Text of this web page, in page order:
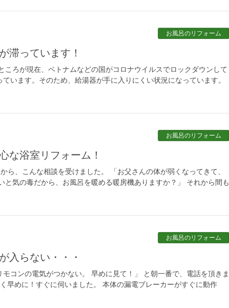
お風呂のリフォーム
滞っています！
ろが現在、ベトナムなどの国がコロナウイルスでロックダウンして
います。そのため、給湯器が手に入りにくい状況になっています。
お風呂のリフォーム
心な浴室リフォーム！
ら、こんな相談を受けました。 「お父さんの体が弱くなってきて、
気の毒だから、お風呂を暖める暖房機ありますか？」 それから間も
お風呂のリフォーム
入らない・・・
コンの電気がつかない。 早めに見て！」 と朝一番で、電話を頂きま
早めに！すぐに伺いました。 本体の漏電ブレーカーがすぐに動作